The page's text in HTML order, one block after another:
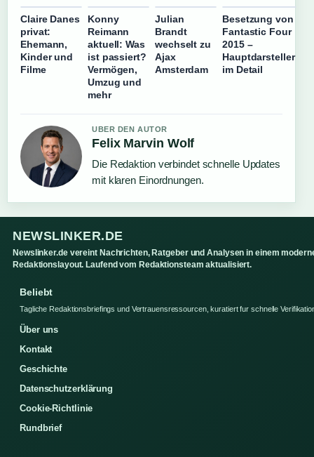
Claire Danes
privat:
Ehemann,
Kinder und
Filme
Konny
Reimann
aktuell: Was
ist passiert?
Vermögen,
Umzug und
mehr
Julian
Brandt
wechselt zu
Ajax
Amsterdam
Besetzung von
Fantastic Four
2015 –
Hauptdarsteller
im Detail
UBER DEN AUTOR
Felix Marvin Wolf
Die Redaktion verbindet schnelle Updates
mit klaren Einordnungen.
NEWSLINKER.DE
Newslinker.de vereint Nachrichten, Ratgeber und Analysen in einem
Redaktionslayout. Laufend vom Redaktionsteam aktualisiert.
Beliebt
Tagliche Redaktionsbriefings und Vertrauensressourcen, kuratiert fur schnelle
Über uns
Kontakt
Geschichte
Datenschutzerklärung
Cookie-Richtlinie
Rundbrief